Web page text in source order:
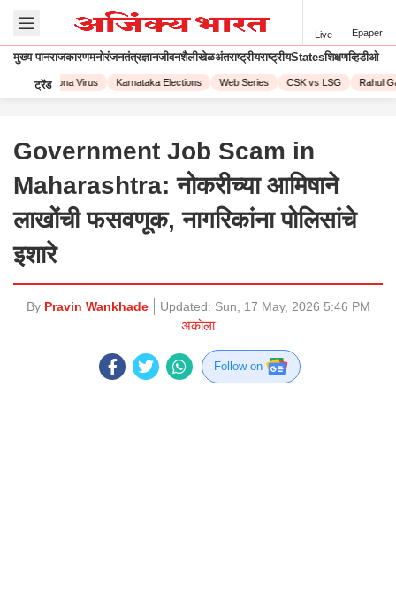
Live Epaper
मुख्य पानराजकारणमनोरंजनतंत्रज्ञानजीवनशैलीखेळअंतराष्ट्रीयराष्ट्रीयStatesशिक्षणव्हिडीओ
ट्रेंड
Corona Virus Karnataka Elections Web Series CSK vs LSG Rahul
Government Job Scam in
Maharashtra: नोकरीच्या आमिषाने
लाखोंची फसवणूक, नागरिकांना पोलिसांचे
इशारे
By Pravin Wankhade Updated: Sun, 17 May, 2026 5:46 PM
अकोला
Follow on